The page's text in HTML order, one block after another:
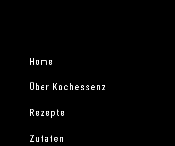
Home
Über Kochessenz
Rezepte
Zutaten